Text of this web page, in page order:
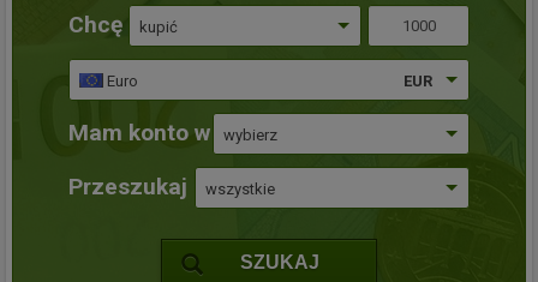
Chcę kupić
Euro EUR
Mam konto w wybierz
Przeszukaj wszystkie
SZUKAJ